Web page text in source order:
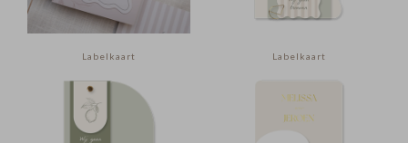
Labelkaart Labelkaart